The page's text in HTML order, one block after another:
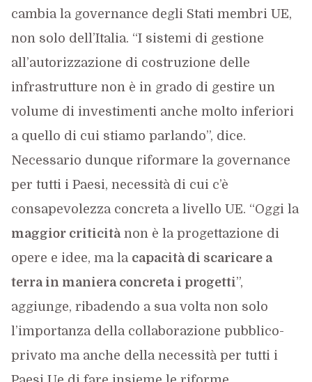
cambia la governance degli Stati membri UE,
non solo dell’Italia. “I sistemi di gestione
all’autorizzazione di costruzione delle
infrastrutture non è in grado di gestire un
volume di investimenti anche molto inferiori
a quello di cui stiamo parlando”, dice.
Necessario dunque riformare la governance
per tutti i Paesi, necessità di cui c’è
consapevolezza concreta a livello UE. “Oggi la
maggior criticitànon è la progettazione di
opere e idee, ma la capacità di scaricare a
terra in maniera concreta i progetti”,
aggiunge, ribadendo a sua volta non solo
l’importanza della collaborazione pubblico-
privato ma anche della necessità per tutti i